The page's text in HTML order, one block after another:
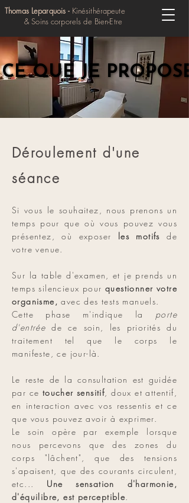
Thomas Leparquois - Kinésithérapeute
& Soins corporels de Bien-Etre
CE QUE JE PROPOSE
CE QUE JE PROPOSE
Déroulement d'une
séance
Si vous le souhaitez, nous prenons un
temps pour que où vous pouvez vous
présentez, où exposer les motifs de
votre venue.
Sur la table d'examen, et je prends un
temps silencieux pourquestionner votre
organisme,avec des tests manuels.
Cette phase m'indique la porte
d'entrée de ce soin, les priorités du
traitement tel que le corps le
manifeste, ce jour-là.
Le reste de la consultation est guidée
par ce toucher sensitif, doux et attentif,
en interaction avec vos ressentis et ce
que vous pouvez avoir à exprimer.
Le soin opère par exemple lorsque
nous percevons que des zones du
corps "lâchent", que des tensions
s'apaisent, que des courants circulent,
etc... Une sensation d'harmonie,
d'équilibre, est perceptible.